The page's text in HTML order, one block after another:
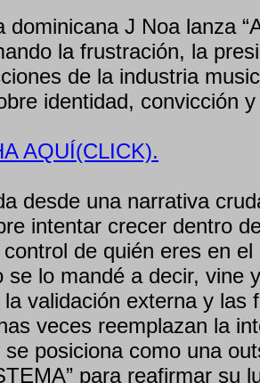
dominicana J Noa lanza
la frustración, la
de la industria
identidad, convicción
AQUÍ(CLICK).
desde una narrativa
intentar crecer dentro
de quién eres en
se lo mandé a decir, vine
validación externa y las
veces reemplazan la
posiciona como una
para reafirmar su